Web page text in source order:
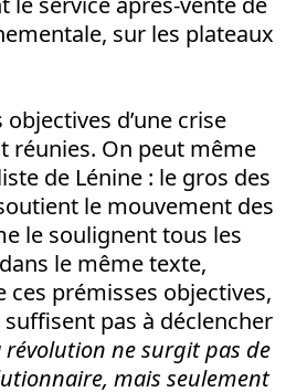
sur les plateaux
d’une crise
réunies. On peut même
de Lénine : le gros des
le mouvement des
le soulignent tous les
le même texte,
ces prémisses objectives,
pas à déclencher
révolution ne surgit pas de
mais seulement